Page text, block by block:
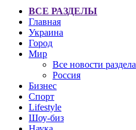
ВСЕ РАЗДЕЛЫ
Главная
Украина
Город
Мир
Все новости раздела
Россия
Бизнес
Спорт
Lifestyle
Шоу-биз